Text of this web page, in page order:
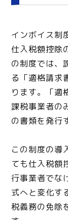
インボイス制
仕入税額控除
の制度では、
る「適格請求
ります。「適
課税事業者の
の書類を発行
この制度の導
ても仕入税額
行事業者でな
式へと変化す
税義務の免除